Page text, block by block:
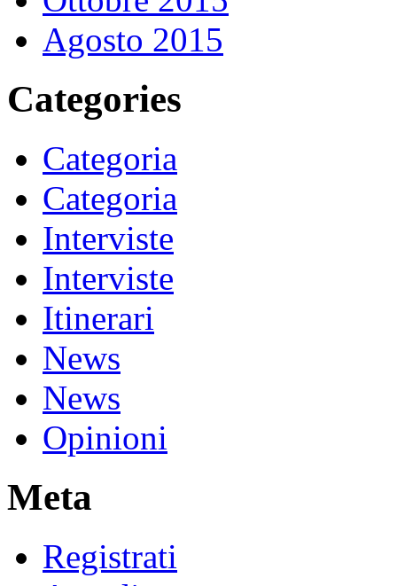
Agosto 2015
Categories
Categoria
Categoria
Interviste
Interviste
Itinerari
News
News
Opinioni
Meta
Registrati